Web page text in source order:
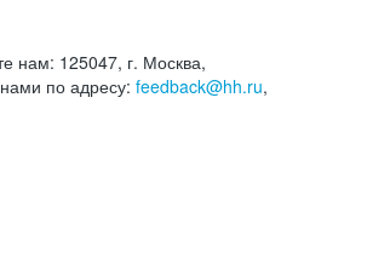
нам: 125047, г. Москва,
по адресу: feedback@hh.ru,